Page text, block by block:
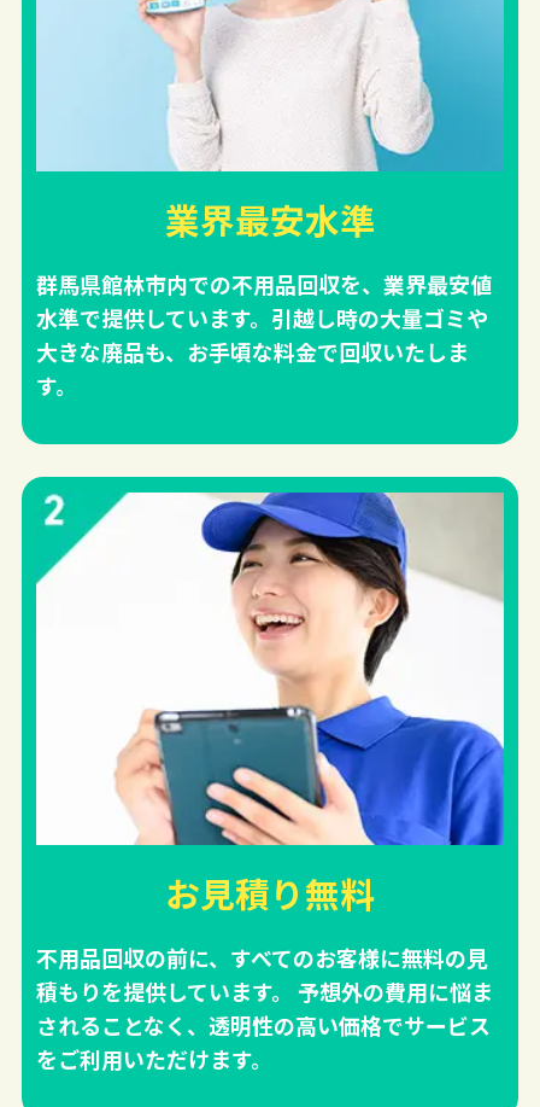
業界最安水準
群馬県館林市内での不用品回収を、業界最安値
水準で提供しています。引越し時の大量ゴミや
大きな廃品も、お手頃な料金で回収いたしま
す。
お見積り無料
不用品回収の前に、すべてのお客様に無料の見
積もりを提供しています。 予想外の費用に悩ま
されることなく、透明性の高い価格でサービス
をご利用いただけます。